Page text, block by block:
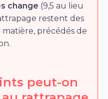
change (9,5 au lieu
restent des
précédés de
peut-on